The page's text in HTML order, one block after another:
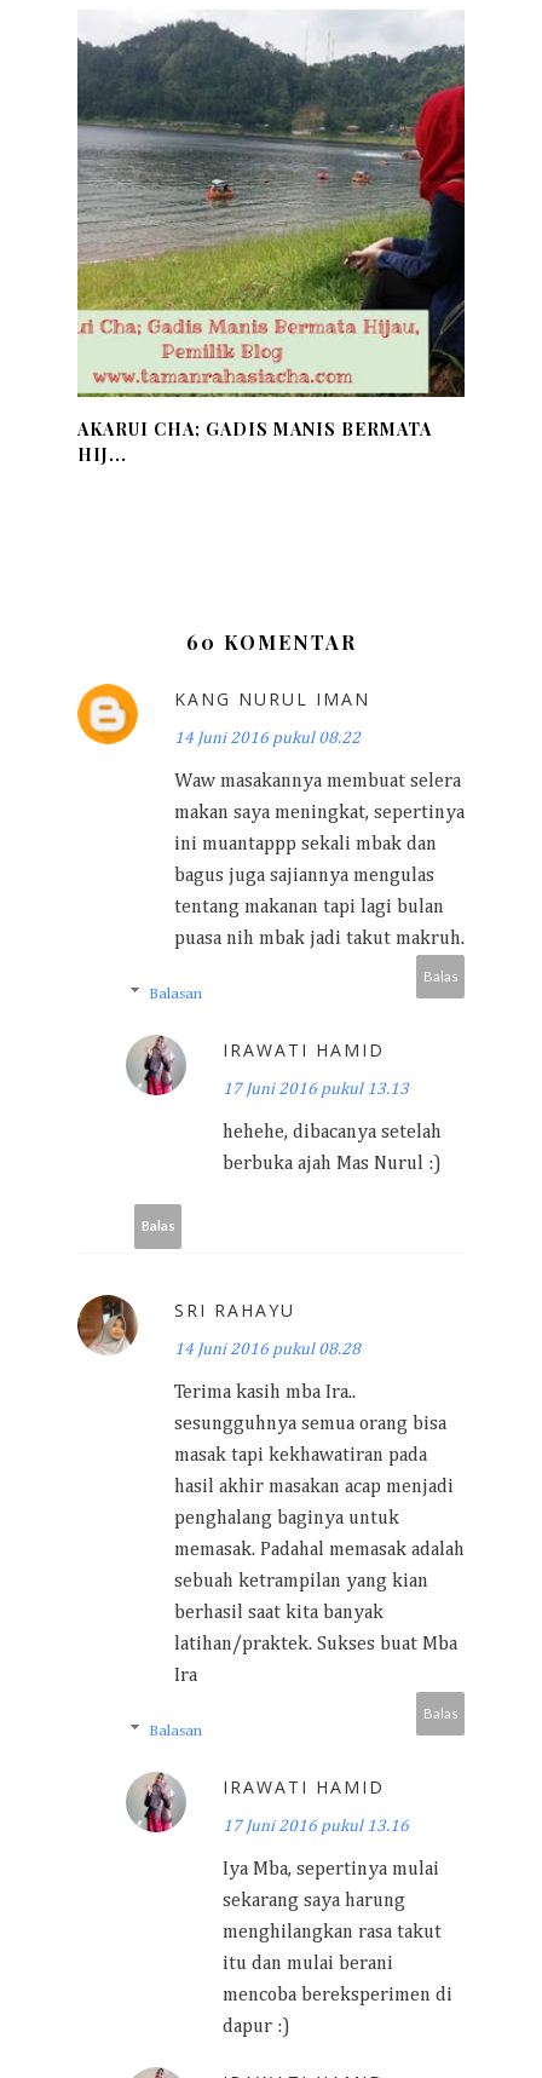
AKARUI CHA; GADIS MANIS BERMATA
HIJ...
60 KOMENTAR
KANG NURUL IMAN
14 Juni 2016 pukul 08.22
Waw masakannya membuat selera
makan saya meningkat, sepertinya
ini muantappp sekali mbak dan
bagus juga sajiannya mengulas
tentang makanan tapi lagi bulan
puasa nih mbak jadi takut makruh.
Balas
Balasan
IRAWATI HAMID
17 Juni 2016 pukul 13.13
hehehe, dibacanya setelah
berbuka ajah Mas Nurul :)
Balas
SRI RAHAYU
14 Juni 2016 pukul 08.28
Terima kasih mba Ira..
sesungguhnya semua orang bisa
masak tapi kekhawatiran pada
hasil akhir masakan acap menjadi
penghalang baginya untuk
memasak. Padahal memasak adalah
sebuah ketrampilan yang kian
berhasil saat kita banyak
latihan/praktek. Sukses buat Mba
Ira
Balas
Balasan
IRAWATI HAMID
17 Juni 2016 pukul 13.16
Iya Mba, sepertinya mulai
sekarang saya harung
menghilangkan rasa takut
itu dan mulai berani
mencoba bereksperimen di
dapur :)